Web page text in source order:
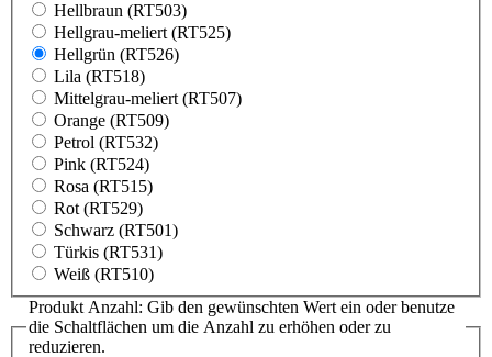
Hellbraun (RT503)
Hellgrau-meliert (RT525)
Hellgrün (RT526)
Lila (RT518)
Mittelgrau-meliert (RT507)
Orange (RT509)
Petrol (RT532)
Pink (RT524)
Rosa (RT515)
Rot (RT529)
Schwarz (RT501)
Türkis (RT531)
Weiß (RT510)
Produkt Anzahl: Gib den gewünschten Wert ein oder benutze
die Schaltflächen um die Anzahl zu erhöhen oder zu
reduzieren.